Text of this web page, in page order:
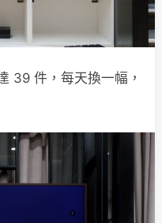
39 件，每天換一幅，